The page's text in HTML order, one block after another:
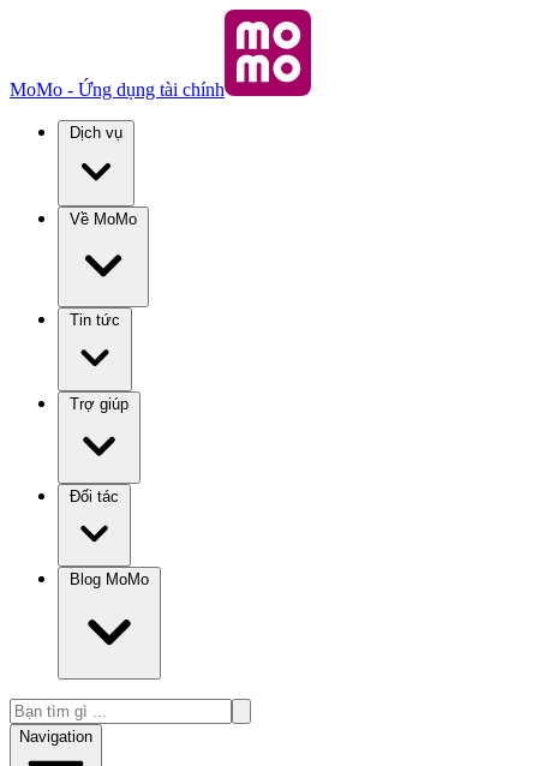
MoMo - Ứng dụng tài chính
Dịch vụ
Về MoMo
Tin tức
Trợ giúp
Đối tác
Blog MoMo
Navigation